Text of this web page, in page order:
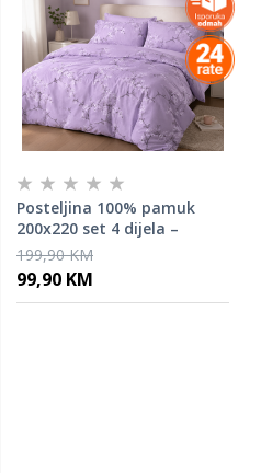
Posteljina 100% pamuk
200x220 set 4 dijela –
Svijetlo ljubičasta
(Lavanda)
199,90 KM
99,90 KM